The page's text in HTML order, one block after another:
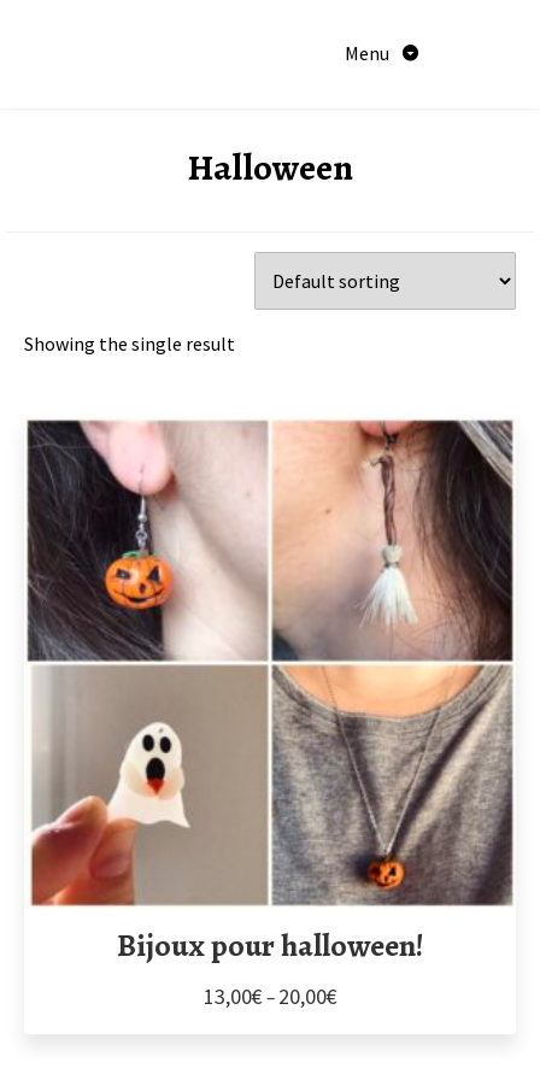
Menu
Halloween
Showing the single result
Bijoux pour halloween!
13,00€– 20,00€